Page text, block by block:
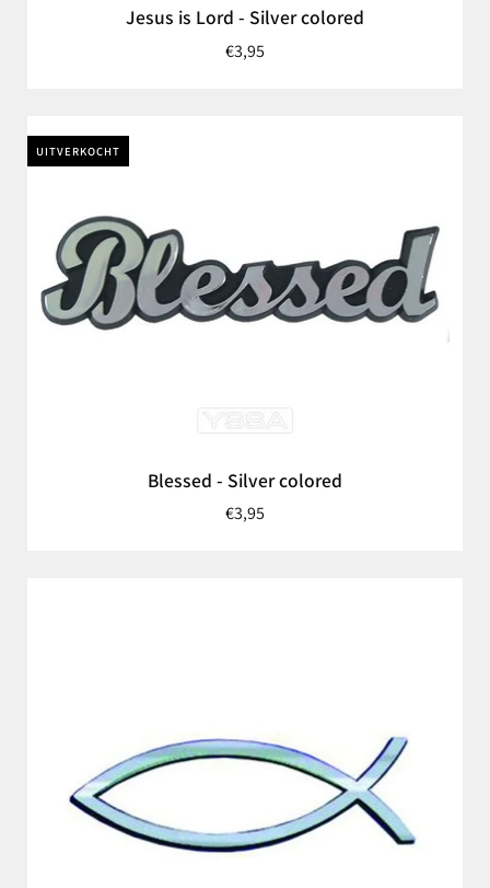
Jesus is Lord - Silver colored
€3,95
UITVERKOCHT
Blessed - Silver colored
€3,95